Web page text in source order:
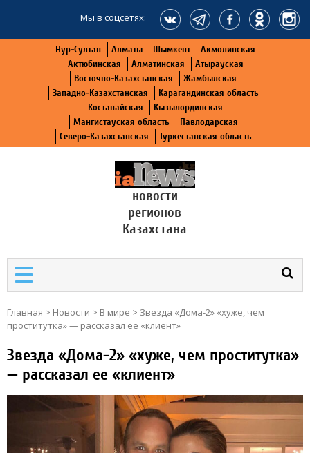
Мы в соцсетях:
Нур-Султан Алматы Шымкент
Акмолинская
Актюбинская
Алматинская
Атырауская
Восточно-Казахстанская
Жамбылская
Западно-Казахстанская
Карагандинская область
Костанайская
Кызылординская
Мангистауская область
Павлодарская
Северо-Казахстанская
Туркестанская область
новости
регионов
Казахстана
Главная > Новости > В мире > Звезда «Дома-2» «хуже, чем
проститутка» — рассказал ее «клиент»
Звезда «Дома-2» «хуже, чем проститутка»
— рассказал ее «клиент»